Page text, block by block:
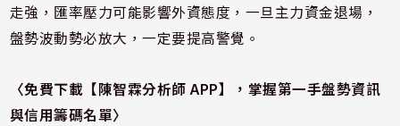
走強，匯率壓力可能影響外資態度，一旦主力資金退場，
盤勢波動勢必放大，一定要提高警覺。
〈免費下載【陳智霖分析師 APP】，掌握第一手盤勢資訊
與信用籌碼名單〉